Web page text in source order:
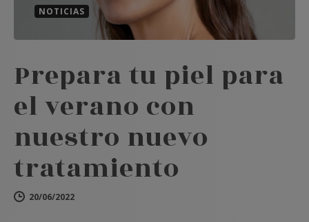
NOTICIAS
Prepara tu piel para
el verano con
nuestro nuevo
tratamiento
20/06/2022